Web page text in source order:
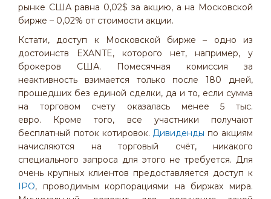
рынке США равна 0,02$ за акцию, а на Московской
бирже – 0,02% от стоимости акции.
Кстати, доступ к Московской бирже – одно из
достоинств EXANTE, которого нет, например, у
брокеров США. Помесячная комиссия за
неактивность взимается только после 180 дней,
прошедших без единой сделки, да и то, если сумма
на торговом счету оказалась менее 5 тыс.
евро. Кроме того, все участники получают
бесплатный поток котировок. Дивиденды по акциям
начисляются на торговый счёт, никакого
специального запроса для этого не требуется. Для
очень крупных клиентов предоставляется доступ к
IPO, проводимым корпорациями на биржах мира.